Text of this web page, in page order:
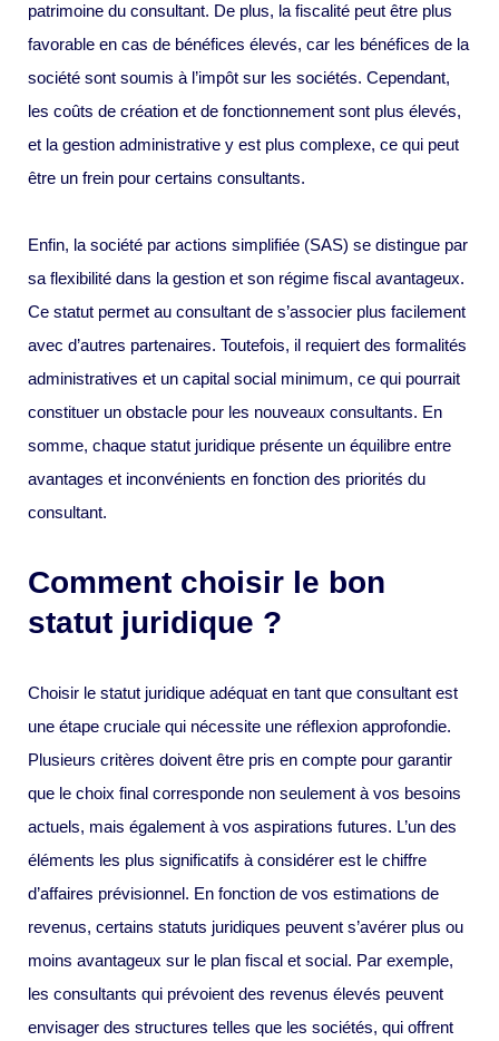
patrimoine du consultant. De plus, la fiscalité peut être plus
favorable en cas de bénéfices élevés, car les bénéfices de la
société sont soumis à l’impôt sur les sociétés. Cependant,
les coûts de création et de fonctionnement sont plus élevés,
et la gestion administrative y est plus complexe, ce qui peut
être un frein pour certains consultants.
Enfin, la société par actions simplifiée (SAS) se distingue par
sa flexibilité dans la gestion et son régime fiscal avantageux.
Ce statut permet au consultant de s’associer plus facilement
avec d’autres partenaires. Toutefois, il requiert des formalités
administratives et un capital social minimum, ce qui pourrait
constituer un obstacle pour les nouveaux consultants. En
somme, chaque statut juridique présente un équilibre entre
avantages et inconvénients en fonction des priorités du
consultant.
Comment choisir le bon
statut juridique ?
Choisir le statut juridique adéquat en tant que consultant est
une étape cruciale qui nécessite une réflexion approfondie.
Plusieurs critères doivent être pris en compte pour garantir
que le choix final corresponde non seulement à vos besoins
actuels, mais également à vos aspirations futures. L’un des
éléments les plus significatifs à considérer est le chiffre
d’affaires prévisionnel. En fonction de vos estimations de
revenus, certains statuts juridiques peuvent s’avérer plus ou
moins avantageux sur le plan fiscal et social. Par exemple,
les consultants qui prévoient des revenus élevés peuvent
envisager des structures telles que les sociétés, qui offrent